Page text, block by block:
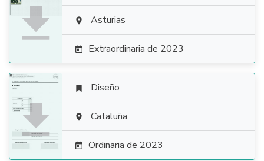
  Asturias
 Extraordinaria de 2023

 Diseño
 Cataluña
 Ordinaria de 2023